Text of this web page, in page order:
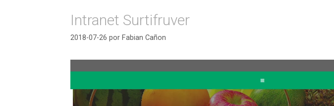
Intranet Surtifruver
2018-07-26 por Fabian Cañon